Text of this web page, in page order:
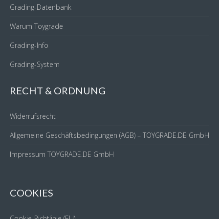
Mit
ohne
Minicomic
Grading-Datenbank
Warum Toygrade
Grading-Info
Grading-System
RECHT & ORDNUNG
Widerrufsrecht
Allgemeine Geschäftsbedingungen (AGB) – TOYGRADE.DE GmbH
Impressum TOYGRADE.DE GmbH
COOKIES